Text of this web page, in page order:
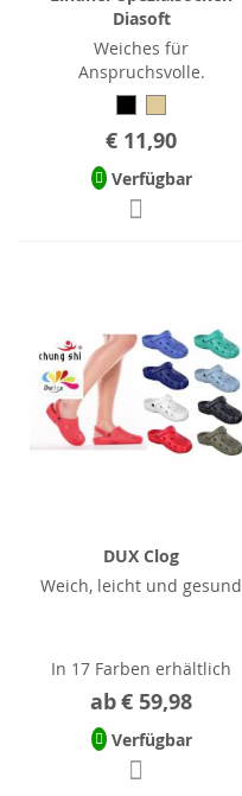
Diasoft
Weiches für
Anspruchsvolle.
€ 11,90
Verfügbar
DUX Clog
Weich, leicht und gesund
In 17 Farben erhältlich
ab€ 59,98
Verfügbar